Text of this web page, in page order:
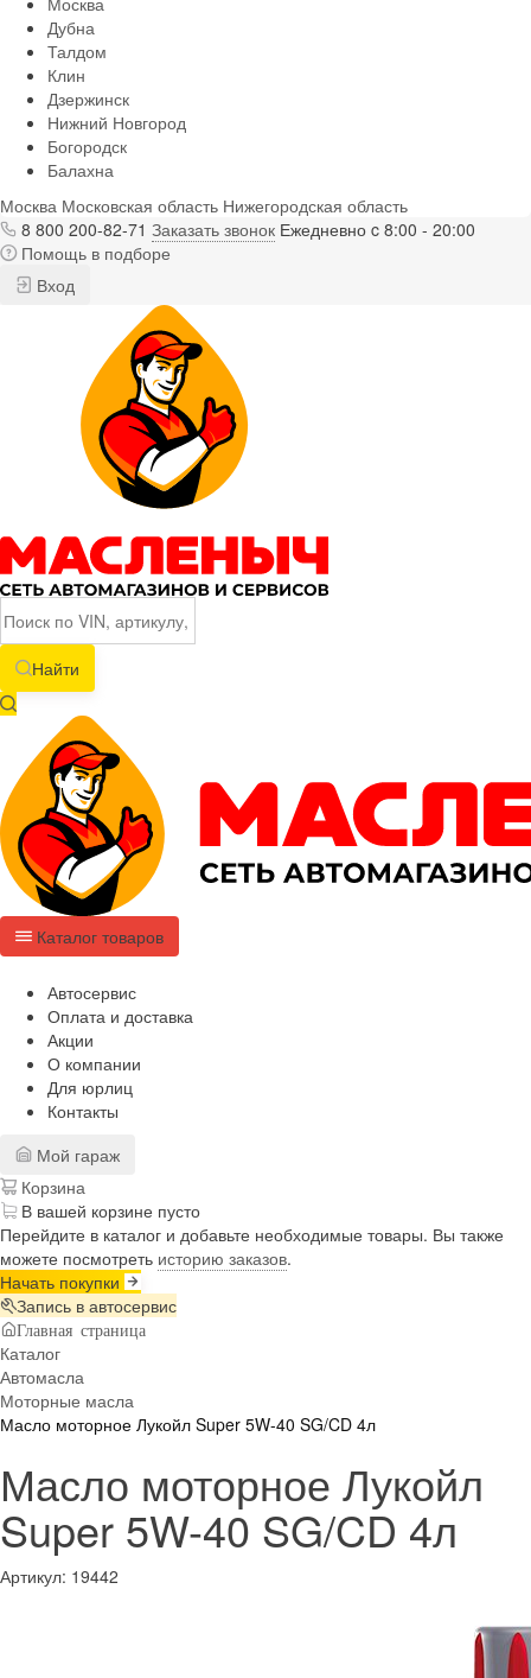
Дубна
Талдом
Клин
Дзержинск
Нижний Новгород
Богородск
Балахна
Москва Московская область Нижегородская область
8 800 200-82-71 Заказать звонок Ежедневно c 8:00 - 20:00
Помощь в подборе
Вход
Найти
Каталог товаров
Автосервис
Оплата и доставка
Акции
О компании
Для юрлиц
Контакты
Мой гараж
Корзина
В вашей корзине пусто
Перейдите в каталог и добавьте необходимые товары. Вы также
можете посмотреть историю заказов.
Начать покупки
Запись в автосервис
Главная страница
Каталог
Автомасла
Моторные масла
Масло моторное Лукойл Super 5W-40 SG/CD 4л
Масло моторное Лукойл
Super 5W-40 SG/CD 4л
Артикул: 19442